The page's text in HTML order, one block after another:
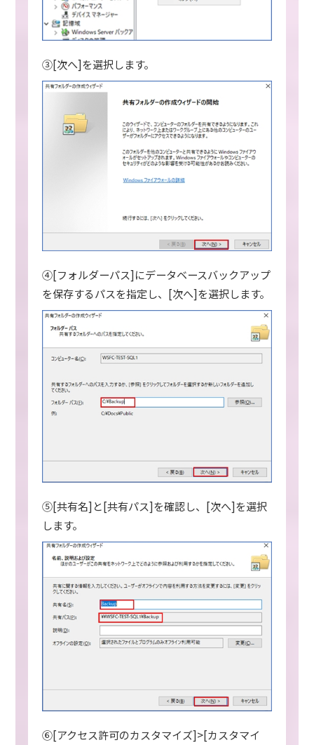
③[次へ]を選択します。
④[フォルダーパス]にデータベースバックアップ
を保存するパスを指定し、[次へ]を選択します。
⑤[共有名]と[共有パス]を確認し、[次へ]を選択
します。
⑥[アクセス許可のカスタマイズ]>[カスタマイ